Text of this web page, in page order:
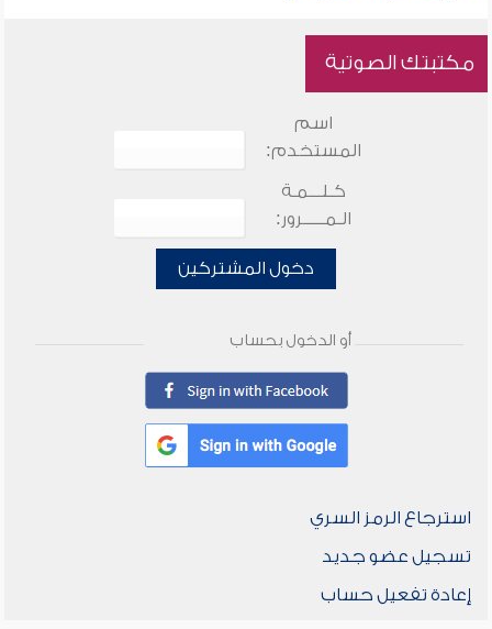
مكتبتك الصوتية
اسم
المستخدم:
كـلـــمـة
الـمـــــرور:
دخول المشتركين
أو الدخول بحساب
استرجاع الرمز السري
تسجيل عضو جديد
إعادة تفعيل حساب